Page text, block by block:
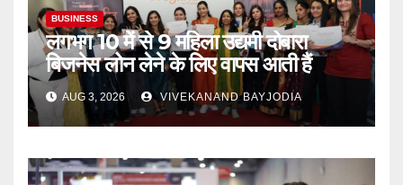
BUSINESS
लगभग 10 में से 9 महिला उद्यमी दोबारा
बिजनेस लोन लेने के लिए वापस आती हैं
AUG 3, 2026 VIVEKANAND BAYJODIA